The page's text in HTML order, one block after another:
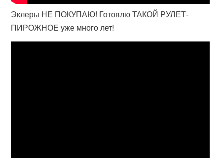
Эклеры НЕ ПОКУПАЮ! Готовлю ТАКОЙ РУЛЕТ-
ПИРОЖНОЕ уже много лет!